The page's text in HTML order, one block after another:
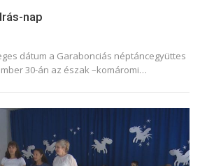
nap
dátum a Garabonciás néptáncegyüttes
30-án az észak –komáromi…